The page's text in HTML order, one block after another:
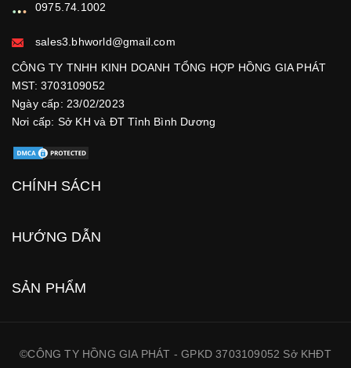
0975.74.1002
sales3.bhworld@gmail.com
CÔNG TY TNHH KINH DOANH TỔNG HỢP HỒNG GIA PHÁT
MST: 3703109052
Ngày cấp: 23/02/2023
Nơi cấp: Sở KH và ĐT Tỉnh Bình Dương
CHÍNH SÁCH
HƯỚNG DẪN
SẢN PHẨM
©CÔNG TY HỒNG GIA PHÁT - GPKD 3703109052 Sở KHĐT